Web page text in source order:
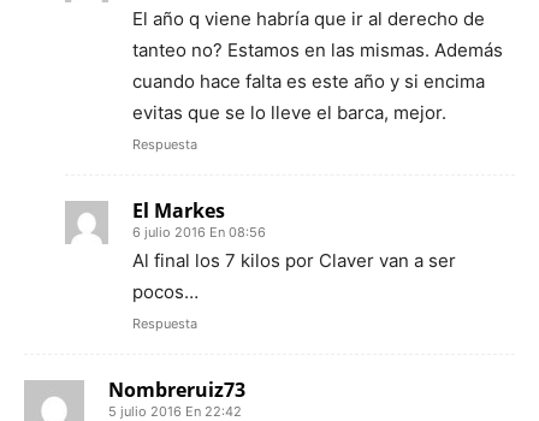
El año q viene habría que ir al derecho de
tanteo no? Estamos en las mismas. Además
cuando hace falta es este año y si encima
evitas que se lo lleve el barca, mejor.
Respuesta
El Markes
6 julio 2016 En 08:56
Al final los 7 kilos por Claver van a ser
pocos…
Respuesta
Nombreruiz73
5 julio 2016 En 22:42